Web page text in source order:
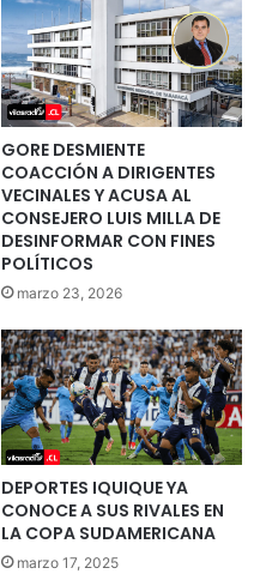
GORE DESMIENTE
COACCIÓN A DIRIGENTES
VECINALES Y ACUSA AL
CONSEJERO LUIS MILLA DE
DESINFORMAR CON FINES
POLÍTICOS
marzo 23, 2026
DEPORTES IQUIQUE YA
CONOCE A SUS RIVALES EN
LA COPA SUDAMERICANA
marzo 17, 2025